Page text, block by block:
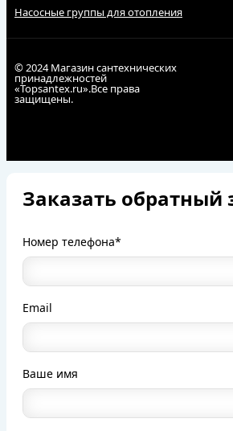
Насосные группы для отопления
© 2024 Магазин сантехнических
принадлежностей
«Topsantex.ru».Все права
защищены.
Заказать обратный
Номер телефона*
Email
Ваше имя